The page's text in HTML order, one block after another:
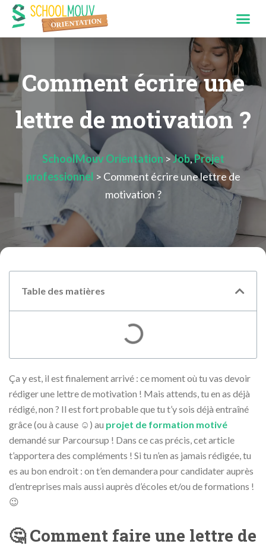
Comment écrire une
lettre de motivation ?
SchoolMouv Orientation >Job,Projet
professionnel > Comment écrire une lettre de
motivation ?
Table des matières
Ça y est, il est finalement arrivé : ce moment où tu vas devoir
rédiger une lettre de motivation ! Mais attends, tu en as déjà
rédigé, non ? Il est fort probable que tu t’y sois déjà entraîné
grâce (ou à cause ☺️) au projet de formation motivé
demandé sur Parcoursup ! Dans ce cas précis, cet article
t’apportera des compléments ! Si tu n’en as jamais rédigée, tu
es au bon endroit : on t’en demandera pour candidater auprès
d’entreprises mais aussi auprès d’écoles et/ou de formations !
😉
🤔 Comment faire une lettre de